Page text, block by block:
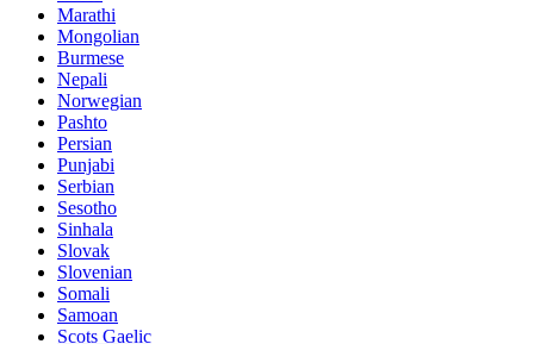
Marathi
Mongolian
Burmese
Nepali
Norwegian
Pashto
Persian
Punjabi
Serbian
Sesotho
Sinhala
Slovak
Slovenian
Somali
Samoan
Scots Gaelic